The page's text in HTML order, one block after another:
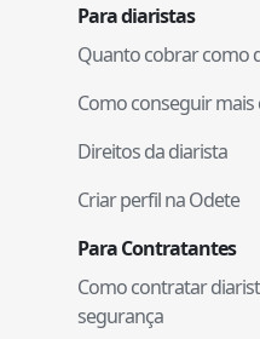
Para diaristas
Quanto cobrar como
Como conseguir mais
Direitos da diarista
Criar perfil na Odete
Para Contratantes
Como contratar
segurança